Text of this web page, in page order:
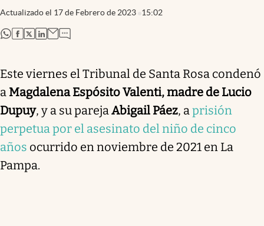
Actualizado el 17 de Febrero de 2023 15:02
abre en nueva pestaña
abre en nueva pestaña
abre en nueva pestaña
abre en nueva pestaña
Este viernes el Tribunal de Santa Rosa condenó
a Magdalena Espósito Valenti, madre de Lucio
Dupuy, y a su parejaAbigail Páez, aprisión
perpetua por el asesinato del niño de cinco
años ocurrido en noviembre de 2021 en La
Pampa.